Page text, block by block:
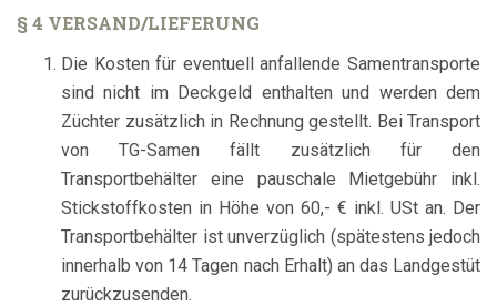
§ 4 VERSAND/LIEFERUNG
Die Kosten für eventuell anfallende Samentransporte
sind nicht im Deckgeld enthalten und werden dem
Züchter zusätzlich in Rechnung gestellt. Bei Transport
von TG-Samen fällt zusätzlich für den
Transportbehälter eine pauschale Mietgebühr inkl.
Stickstoffkosten in Höhe von 60,- € inkl. USt an. Der
Transportbehälter ist unverzüglich (spätestens jedoch
innerhalb von 14 Tagen nach Erhalt) an das Landgestüt
zurückzusenden.